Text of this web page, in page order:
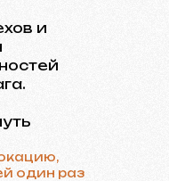
и
один раз